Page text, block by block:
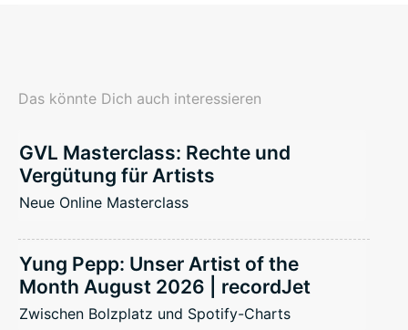
Das könnte Dich auch interessieren
GVL Masterclass: Rechte und
Vergütung für Artists
Neue Online Masterclass
Yung Pepp: Unser Artist of the
Month August 2026 | recordJet
Zwischen Bolzplatz und Spotify-Charts